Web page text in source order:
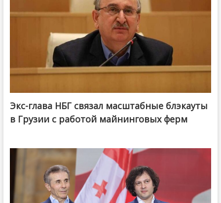
Экс-глава НБГ связал масштабные блэкауты
в Грузии с работой майнинговых ферм